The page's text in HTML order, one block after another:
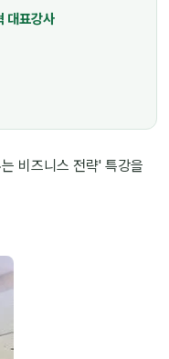
대표강사
비즈니스 전략' 특강을